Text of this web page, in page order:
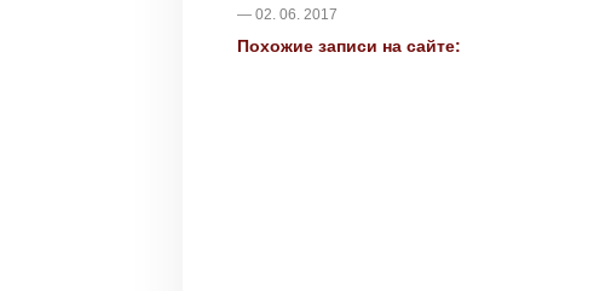
— 02. 06. 2017
Похожие записи на сайте: